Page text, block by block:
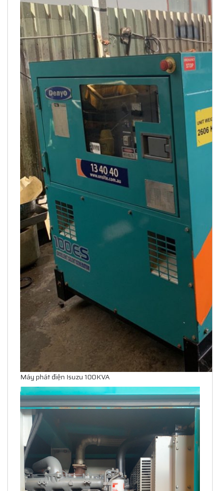
Máy phát điện Isuzu 100KVA